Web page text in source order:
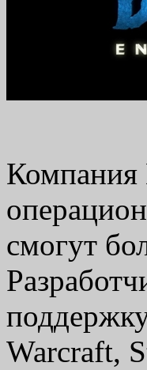
Компания
смогут
Warcraft,